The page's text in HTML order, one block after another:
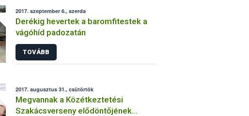
2017. szeptember 6., szerda
Derékig hevertek a baromfitestek a
vágóhíd padozatán
TOVÁBB
2017. augusztus 31., csütörtök
Megvannak a Közétkeztetési
Szakácsverseny elődöntőjének